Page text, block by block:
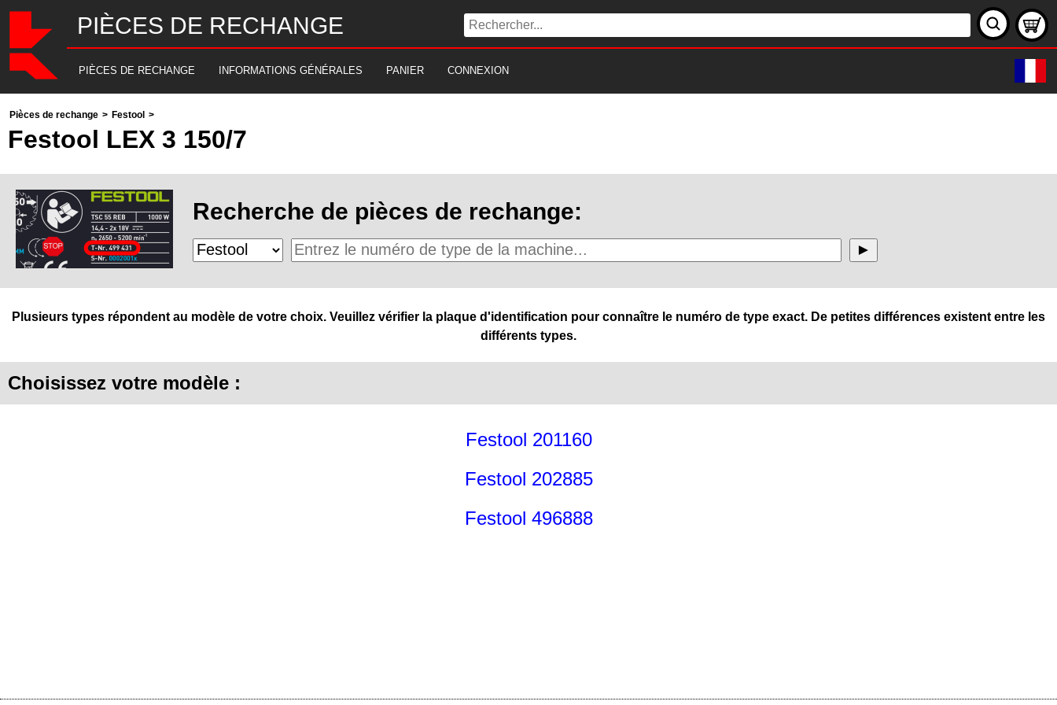
PIÈCES DE RECHANGE
PIÈCES DE RECHANGE INFORMATIONS GÉNÉRALES PANIER CONNEXION
Pièces de rechange > Festool >
Festool LEX 3 150/7
Recherche de pièces de rechange:
Plusieurs types répondent au modèle de votre choix. Veuillez vérifier la plaque d'identification pour connaître le numéro de type exact. De petites différences existent entre les
différents types.
Choisissez votre modèle :
Festool 201160
Festool 202885
Festool 496888